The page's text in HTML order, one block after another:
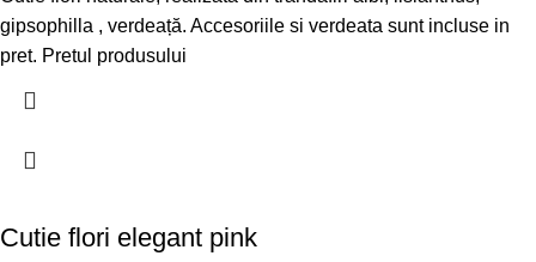
gipsophilla , verdeață. Accesoriile si verdeata sunt incluse in
pret. Pretul produsului
Cutie flori elegant pink